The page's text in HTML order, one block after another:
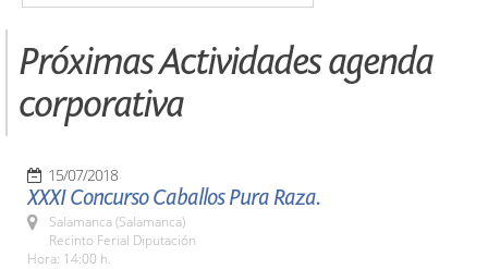
Próximas Actividades agenda
corporativa
15/07/2018
XXXI Concurso Caballos Pura Raza.
Salamanca (Salamanca)
Recinto Ferial Diputación
Hora: 14:00 h.